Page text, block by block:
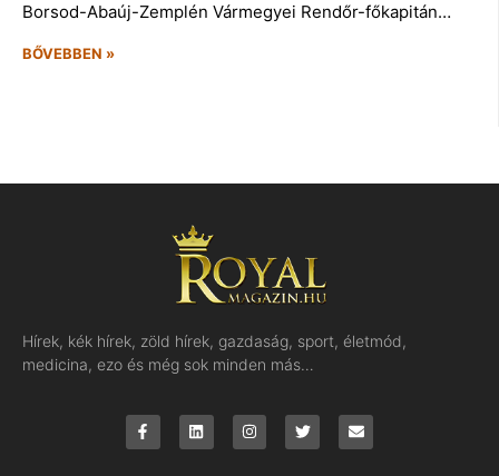
Borsod-Abaúj-Zemplén Vármegyei Rendőr-főkapitán…
BŐVEBBEN »
Hírek, kék hírek, zöld hírek, gazdaság, sport, életmód,
medicina, ezo és még sok minden más…